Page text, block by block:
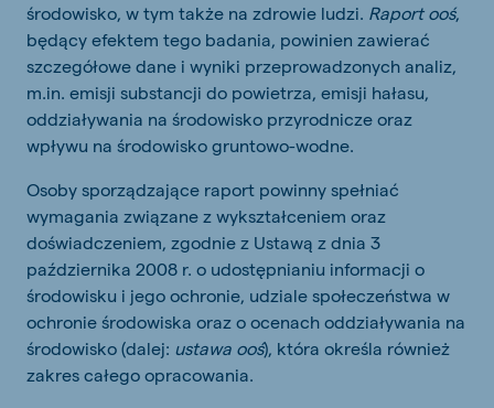
środowisko, w tym także na zdrowie ludzi. Raport ooś,
będący efektem tego badania, powinien zawierać
szczegółowe dane i wyniki przeprowadzonych analiz,
m.in. emisji substancji do powietrza, emisji hałasu,
oddziaływania na środowisko przyrodnicze oraz
wpływu na środowisko gruntowo-wodne.
Osoby sporządzające raport powinny spełniać
wymagania związane z wykształceniem oraz
doświadczeniem, zgodnie z Ustawą z dnia 3
października 2008 r. o udostępnianiu informacji o
środowisku i jego ochronie, udziale społeczeństwa w
ochronie środowiska oraz o ocenach oddziaływania na
środowisko (dalej: ustawa ooś), która określa również
zakres całego opracowania.